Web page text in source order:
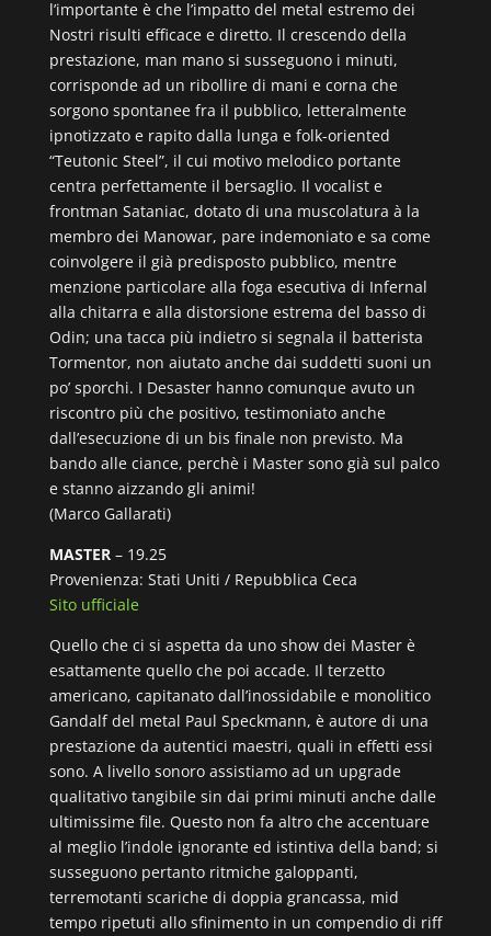
l’importante è che l’impatto del metal estremo dei
Nostri risulti efficace e diretto. Il crescendo della
prestazione, man mano si susseguono i minuti,
corrisponde ad un ribollire di mani e corna che
sorgono spontanee fra il pubblico, letteralmente
ipnotizzato e rapito dalla lunga e folk-oriented
“Teutonic Steel”, il cui motivo melodico portante
centra perfettamente il bersaglio. Il vocalist e
frontman Sataniac, dotato di una muscolatura à la
membro dei Manowar, pare indemoniato e sa come
coinvolgere il già predisposto pubblico, mentre
menzione particolare alla foga esecutiva di Infernal
alla chitarra e alla distorsione estrema del basso di
Odin; una tacca più indietro si segnala il batterista
Tormentor, non aiutato anche dai suddetti suoni un
po’ sporchi. I Desaster hanno comunque avuto un
riscontro più che positivo, testimoniato anche
dall’esecuzione di un bis finale non previsto. Ma
bando alle ciance, perchè i Master sono già sul palco
e stanno aizzando gli animi!
(Marco Gallarati)
MASTER– 19.25
Provenienza: Stati Uniti / Repubblica Ceca
Sito ufficiale
Quello che ci si aspetta da uno show dei Master è
esattamente quello che poi accade. Il terzetto
americano, capitanato dall’inossidabile e monolitico
Gandalf del metal Paul Speckmann, è autore di una
prestazione da autentici maestri, quali in effetti essi
sono. A livello sonoro assistiamo ad un upgrade
qualitativo tangibile sin dai primi minuti anche dalle
ultimissime file. Questo non fa altro che accentuare
al meglio l’indole ignorante ed istintiva della band; si
susseguono pertanto ritmiche galoppanti,
terremotanti scariche di doppia grancassa, mid
tempo ripetuti allo sfinimento in un compendio di riff